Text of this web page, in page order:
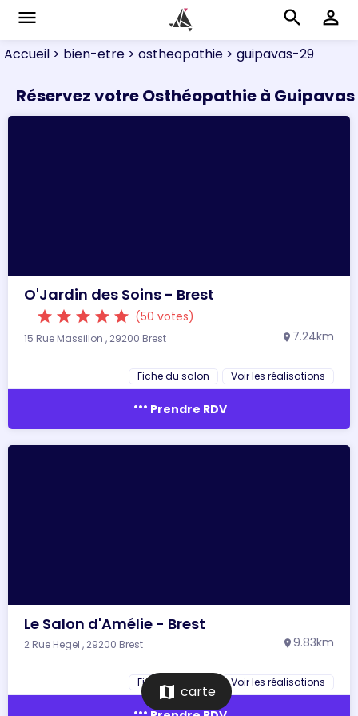
menu search perm_identity
Accueil > bien-etre > ostheopathie > guipavas-29
Réservez votre Osthéopathie à Guipavas
O'Jardin des Soins - Brest
star star star star star (50 votes)
15 Rue Massillon , 29200 Brest location_on 7.24km
Fiche du salon Voir les réalisations
more_horiz Prendre RDV
Le Salon d'Amélie - Brest
2 Rue Hegel , 29200 Brest location_on 9.83km
Fiche du salon Voir les réalisations
map carte